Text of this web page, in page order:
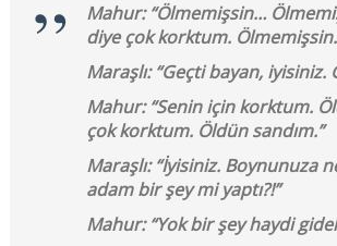
Mahur: “Ölmemişsin…
diye çok korktum.
Maraşlı: “Geçti bayan, iyisiniz.
Mahur: “Senin için korktum.
çok korktum. Öldün sandım.”
Maraşlı: “İyisiniz. Boynunuza
adam bir şey mi yaptı?!”
Mahur: “Yok bir şey haydi